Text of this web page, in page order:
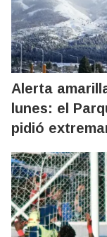
Alerta
lunes: el
pidió